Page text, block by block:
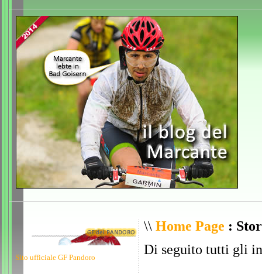
Sito ufficiale GF Pandoro
\\ Home Page :
Di seguito tutti gli